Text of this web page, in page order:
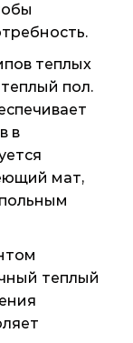
теплых
пол.
в
мат,
теплый